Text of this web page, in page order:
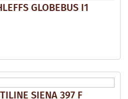
GLOBEBUS I1
SIENA 397 F